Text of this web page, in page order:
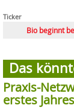
Ticker
beim Ich
Das
Praxis-
erstes